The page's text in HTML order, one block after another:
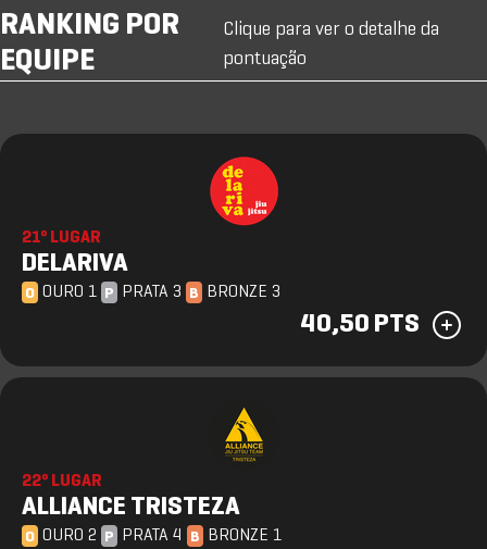
RANKING POR
EQUIPE
Clique para ver o detalhe da
pontuação
21º LUGAR
DELARIVA
O OURO 1 P PRATA 3 B BRONZE 3
40,50 PTS
22º LUGAR
ALLIANCE TRISTEZA
O OURO 2 P PRATA 4 B BRONZE 1